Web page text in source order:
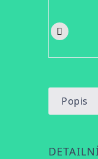
Popis